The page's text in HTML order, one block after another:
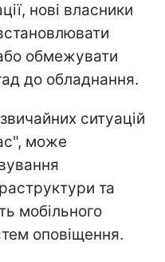
нові власники
обмежувати
до обладнання.
ситуацій
може
та
мобільного
оповіщення.